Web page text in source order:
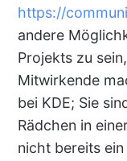
https://
andere
Projekts zu
Mitwirkende
bei KDE; Sie
Rädchen in
nicht bereits